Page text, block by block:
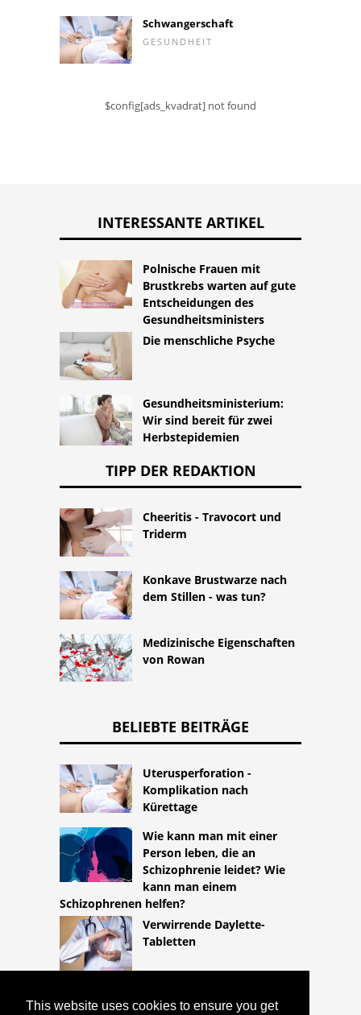
This website uses cookies to ensure you get
Schwangerschaft
GESUNDHEIT
$config[ads_kvadrat] not found
INTERESSANTE ARTIKEL
Polnische Frauen mit
Brustkrebs warten auf gute
Entscheidungen des
Gesundheitsministers
Die menschliche Psyche
Gesundheitsministerium:
Wir sind bereit für zwei
Herbstepidemien
TIPP DER REDAKTION
Cheeritis - Travocort und
Triderm
Konkave Brustwarze nach
dem Stillen - was tun?
Medizinische Eigenschaften
von Rowan
BELIEBTE BEITRÄGE
Uterusperforation -
Komplikation nach
Kürettage
Wie kann man mit einer
Person leben, die an
Schizophrenie leidet? Wie
kann man einem
Schizophrenen helfen?
Verwirrende Daylette-
Tabletten